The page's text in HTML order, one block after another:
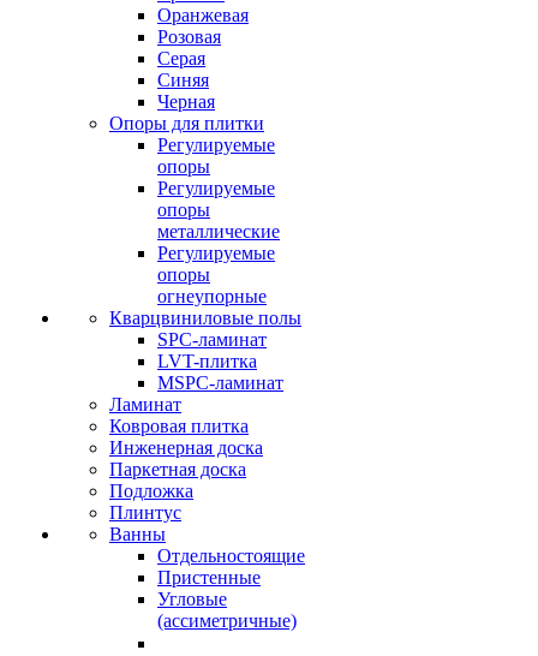
Оранжевая
Розовая
Серая
Синяя
Черная
Опоры для плитки
Регулируемые
опоры
Регулируемые
опоры
металлические
Регулируемые
опоры
огнеупорные
Кварцвиниловые полы
SPC-ламинат
LVT-плитка
MSPC-ламинат
Ламинат
Ковровая плитка
Инженерная доска
Паркетная доска
Подложка
Плинтус
Ванны
Отдельностоящие
Пристенные
Угловые
(ассиметричные)